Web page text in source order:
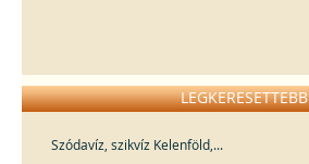
LEGKERESETTEBB
Szódavíz, szikvíz Kelenföld,...